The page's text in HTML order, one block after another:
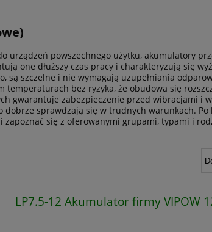
urządzeń powszechnego użytku, akumulatory
one dłuższy czas pracy i charakteryzują się
są szczelne i nie wymagają uzupełniania
temperaturach bez ryzyka, że obudowa się
gwarantuje zabezpieczenie przed wibracjami i
dobrze sprawdzają się w trudnych warunkach.
zapoznać się z oferowanymi grupami, typami i
LP7.5-12 Akumulator firmy VIPOW